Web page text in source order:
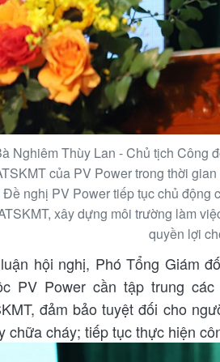
Nghiêm Thùy Lan - Chủ tịch Công
của PV Power trong thời
Đề nghị PV Power tiếp tục chủ động
xây dựng môi trường làm
quyền lợi
hội nghị, Phó Tổng Giám
PV Power cần tập trung
đảm bảo tuyệt đối cho
chữa cháy; tiếp tục thực hiện